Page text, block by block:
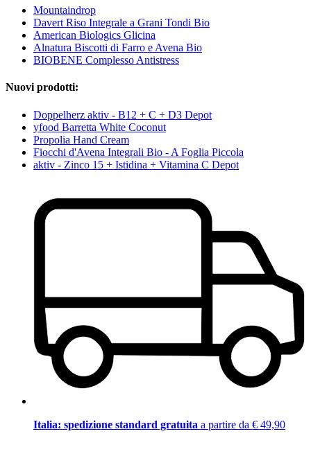
Mountaindrop
Davert Riso Integrale a Grani Tondi Bio
American Biologics Glicina
Alnatura Biscotti di Farro e Avena Bio
BIOBENE Complesso Antistress
Nuovi prodotti:
Doppelherz aktiv - B12 + C + D3 Depot
yfood Barretta White Coconut
Propolia Hand Cream
Fiocchi d'Avena Integrali Bio - A Foglia Piccola
aktiv - Zinco 15 + Istidina + Vitamina C Depot
Italia: spedizione standard gratuita a partire da € 49,90